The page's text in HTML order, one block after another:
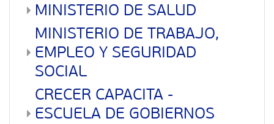
MINISTERIO DE SALUD
MINISTERIO DE TRABAJO,
EMPLEO Y SEGURIDAD
SOCIAL
CRECER CAPACITA -
ESCUELA DE GOBIERNOS